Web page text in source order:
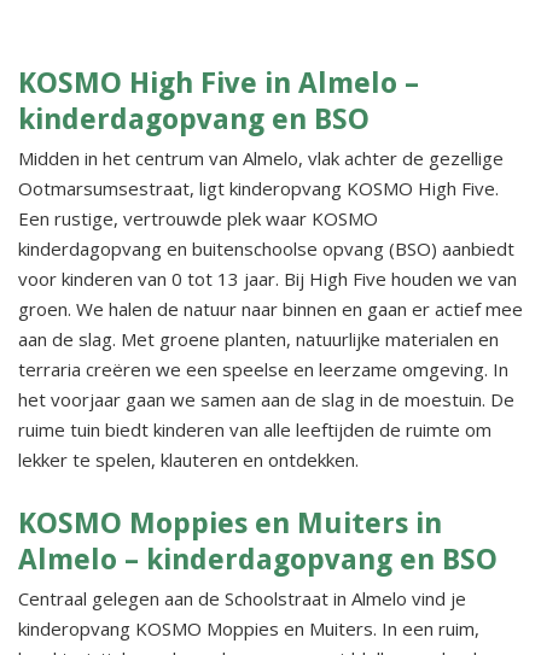
KOSMO High Five in Almelo –
kinderdagopvang en BSO
Midden in het centrum van Almelo, vlak achter de gezellige
Ootmarsumsestraat, ligt kinderopvang KOSMO High Five.
Een rustige, vertrouwde plek waar KOSMO
kinderdagopvang en buitenschoolse opvang (BSO) aanbiedt
voor kinderen van 0 tot 13 jaar. Bij High Five houden we van
groen. We halen de natuur naar binnen en gaan er actief mee
aan de slag. Met groene planten, natuurlijke materialen en
terraria creëren we een speelse en leerzame omgeving. In
het voorjaar gaan we samen aan de slag in de moestuin. De
ruime tuin biedt kinderen van alle leeftijden de ruimte om
lekker te spelen, klauteren en ontdekken.
KOSMO Moppies en Muiters in
Almelo – kinderdagopvang en BSO
Centraal gelegen aan de Schoolstraat in Almelo vind je
kinderopvang KOSMO Moppies en Muiters. In een ruim,